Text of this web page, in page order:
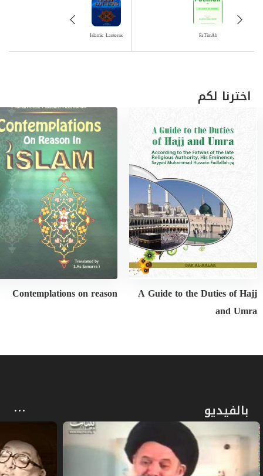
Islamic Lanterns FaTimAh
اخترنا لكم
A Guide to the Duties of Hajj
and Umra
Contemplations on reason
بالفيديو